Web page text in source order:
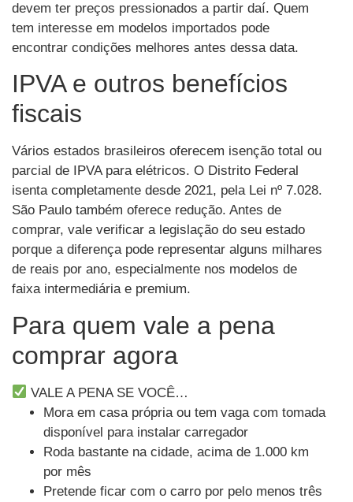
devem ter preços pressionados a partir daí. Quem
tem interesse em modelos importados pode
encontrar condições melhores antes dessa data.
IPVA e outros benefícios
fiscais
Vários estados brasileiros oferecem isenção total ou
parcial de IPVA para elétricos. O Distrito Federal
isenta completamente desde 2021, pela Lei nº 7.028.
São Paulo também oferece redução. Antes de
comprar, vale verificar a legislação do seu estado
porque a diferença pode representar alguns milhares
de reais por ano, especialmente nos modelos de
faixa intermediária e premium.
Para quem vale a pena
comprar agora
VALE A PENA SE VOCÊ…
Mora em casa própria ou tem vaga com tomada
disponível para instalar carregador
Roda bastante na cidade, acima de 1.000 km
por mês
Pretende ficar com o carro por pelo menos três